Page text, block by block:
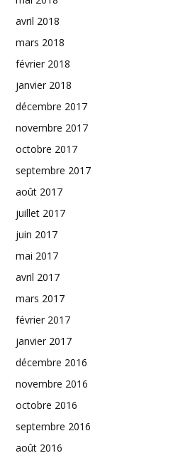
avril 2018
mars 2018
février 2018
janvier 2018
décembre 2017
novembre 2017
octobre 2017
septembre 2017
août 2017
juillet 2017
juin 2017
mai 2017
avril 2017
mars 2017
février 2017
janvier 2017
décembre 2016
novembre 2016
octobre 2016
septembre 2016
août 2016